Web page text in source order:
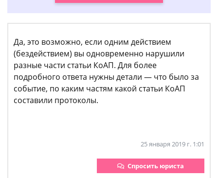
Да, это возможно, если одним действием
(бездействием) вы одновременно нарушили
разные части статьи КоАП. Для более
подробного ответа нужны детали — что было за
событие, по каким частям какой статьи КоАП
составили протоколы.
25 января 2019 г. 1:01
Спросить юриста